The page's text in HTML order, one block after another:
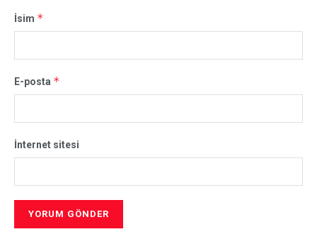
İsim *
E-posta *
İnternet sitesi